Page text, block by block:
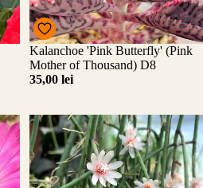
Kalanchoe 'Pink Butterfly' (Pink
Mother of Thousand) D8
35,00 lei